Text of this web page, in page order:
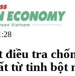
điều tra
từ tinh bột